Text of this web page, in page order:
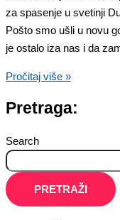
za spasenje u svetinji
Pošto smo ušli u novu
je ostalo iza nas i da
Pročitaj više »
Pretraga:
Search
PRETRAŽI